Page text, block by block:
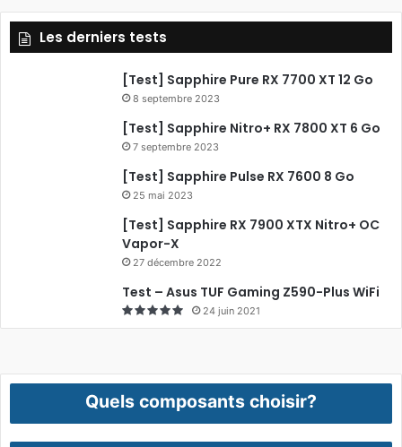
k
Les derniers tests
[Test] Sapphire Pure RX 7700 XT 12 Go
8 septembre 2023
[Test] Sapphire Nitro+ RX 7800 XT 6 Go
7 septembre 2023
[Test] Sapphire Pulse RX 7600 8 Go
25 mai 2023
[Test] Sapphire RX 7900 XTX Nitro+ OC
Vapor-X
27 décembre 2022
Test – Asus TUF Gaming Z590-Plus WiFi
24 juin 2021
Quels composants choisir?